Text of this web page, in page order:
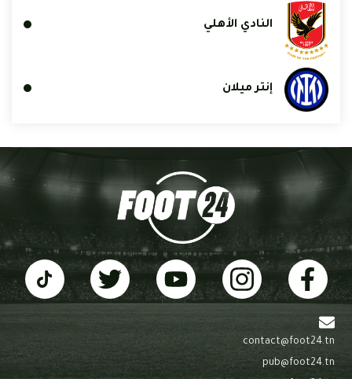
النادي الأهلي
إنتر ميلان
contact@foot24.tn
pub@foot24.tn